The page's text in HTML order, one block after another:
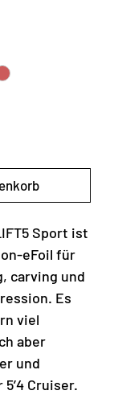
Sport ist
eFoil für
carving und
Es
viel
aber
und
Cruiser.